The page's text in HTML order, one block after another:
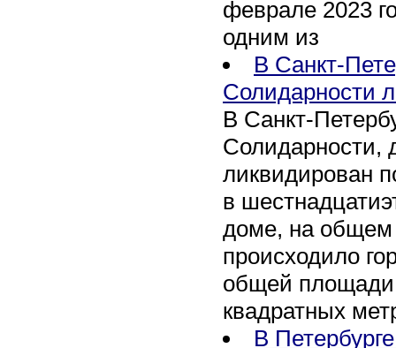
феврале 2023
одним из
В Санкт-
Солидарности
В Санкт-
Солидарности,
ликвидирован
в
доме, на общем
происходило
общей площади
квадратных
В